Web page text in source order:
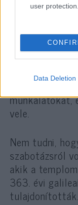
user protection.
Data Deletion
Alipiusz
és a
Marcellinus
tűzvész
vele.
Nem tudni,
szabotázsról
akik a
363. évi
tulajdonították.